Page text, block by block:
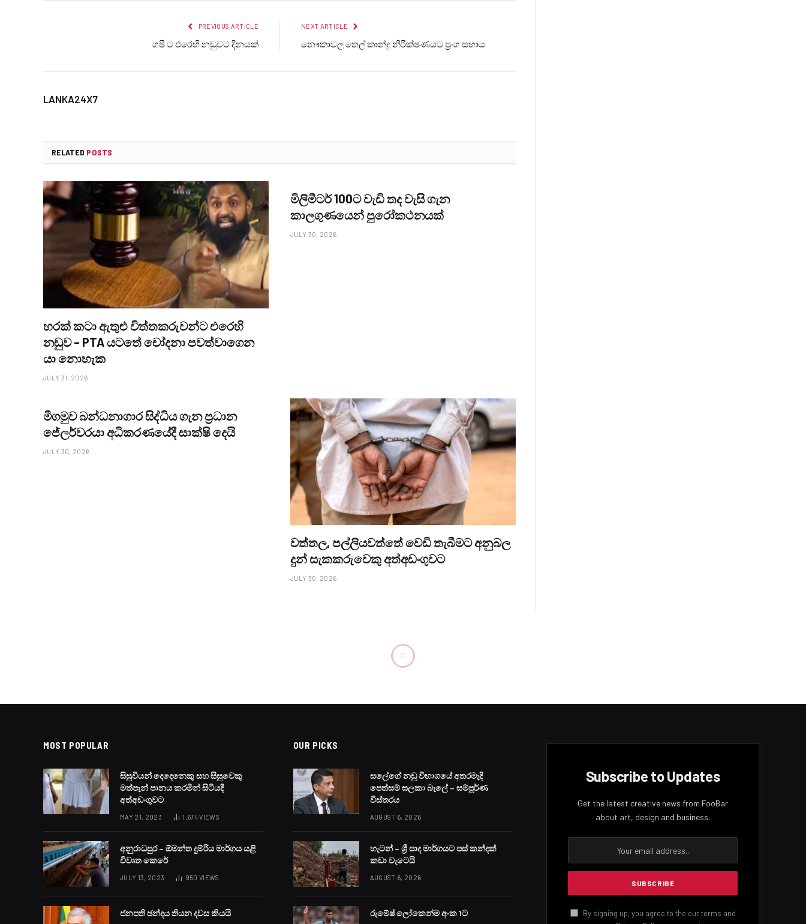
PREVIOUS ARTICLE
ශෂී ට එරෙහි නඩුවට දිනයක්
NEXT ARTICLE
නෞකාවල තෙල් කාන්දු නිරීක්ෂණයට ප්‍රංශ සහාය
LANKA24X7
RELATED POSTS
හරක් කටා ඇතුළු විත්තකරුවන්ට එරෙහි
නඩුව – PTA යටතේ චෝදනා පවත්වාගෙන
යා නොහැක
JULY 31, 2026
මිලිමීටර් 100ට වැඩි තද වැසි ගැන
කාලගුණයෙන් පුරෝකථනයක්
JULY 30, 2026
මීගමුව බන්ධනාගාර සිද්ධිය ගැන ප්‍රධාන
ජේලර්වරයා අධිකරණයේදී සාක්ෂි දෙයි
JULY 30, 2026
වත්තල, පල්ලියවත්තේ වෙඩි තැබීමට අනුබල
දුන් සැකකරුවෙකු අත්අඩංගුවට
JULY 30, 2026
MOST POPULAR
සිසුවියන් දෙදෙනෙකු සහ සිසුවෙකු
මත්පැන් පානය කරමින් සිටියදී
අත්අඩංගුවට
MAY 21, 2023 1,674VIEWS
අනුරාධපුර – ඕමන්ත දුම්රිය මාර්ගය යළි
විවෘත කෙරේ
JULY 13, 2023 950 VIEWS
ජනපති ඡන්දය තියන දවස කියයි
OUR PICKS
සලේගේ නඩු විභාගයේ අතරමැදි
පෙත්සම් සලකා බැලේ – සම්පූර්ණ
විස්තරය
AUGUST 6, 2026
හැටන් – ශ්‍රී පාද මාර්ගයට පස් කන්දක්
කඩා වැටෙයි
AUGUST 6, 2026
රුමේෂ් ලෝකෙන්ම අංක 1ට
Subscribe to Updates
Get the latest creative news from FooBar
about art, design and business.
By signing up, you agree to the our terms and